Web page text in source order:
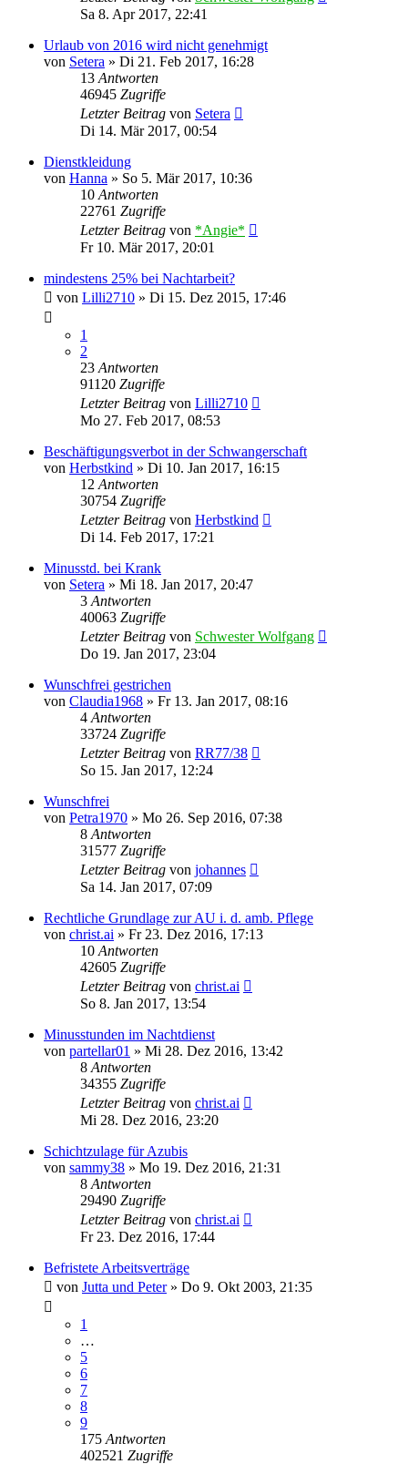
Sa 8. Apr 2017, 22:41
Urlaub von 2016 wird nicht genehmigt
von Setera » Di 21. Feb 2017, 16:28
13 Antworten
46945 Zugriffe
Letzter Beitrag von Setera
Di 14. Mär 2017, 00:54
Dienstkleidung
von Hanna » So 5. Mär 2017, 10:36
10 Antworten
22761 Zugriffe
Letzter Beitrag von *Angie*
Fr 10. Mär 2017, 20:01
mindestens 25% bei Nachtarbeit?
von Lilli2710 » Di 15. Dez 2015, 17:46
1
2
23 Antworten
91120 Zugriffe
Letzter Beitrag von Lilli2710
Mo 27. Feb 2017, 08:53
Beschäftigungsverbot in der Schwangerschaft
von Herbstkind » Di 10. Jan 2017, 16:15
12 Antworten
30754 Zugriffe
Letzter Beitrag von Herbstkind
Di 14. Feb 2017, 17:21
Minusstd. bei Krank
von Setera » Mi 18. Jan 2017, 20:47
3 Antworten
40063 Zugriffe
Letzter Beitrag von Schwester Wolfgang
Do 19. Jan 2017, 23:04
Wunschfrei gestrichen
von Claudia1968 » Fr 13. Jan 2017, 08:16
4 Antworten
33724 Zugriffe
Letzter Beitrag von RR77/38
So 15. Jan 2017, 12:24
Wunschfrei
von Petra1970 » Mo 26. Sep 2016, 07:38
8 Antworten
31577 Zugriffe
Letzter Beitrag von johannes
Sa 14. Jan 2017, 07:09
Rechtliche Grundlage zur AU i. d. amb. Pflege
von christ.ai » Fr 23. Dez 2016, 17:13
10 Antworten
42605 Zugriffe
Letzter Beitrag von christ.ai
So 8. Jan 2017, 13:54
Minusstunden im Nachtdienst
von partellar01 » Mi 28. Dez 2016, 13:42
8 Antworten
34355 Zugriffe
Letzter Beitrag von christ.ai
Mi 28. Dez 2016, 23:20
Schichtzulage für Azubis
von sammy38 » Mo 19. Dez 2016, 21:31
8 Antworten
29490 Zugriffe
Letzter Beitrag von christ.ai
Fr 23. Dez 2016, 17:44
Befristete Arbeitsverträge
von Jutta und Peter» Do 9. Okt 2003, 21:35
1
…
5
6
7
8
9
175 Antworten
402521 Zugriffe